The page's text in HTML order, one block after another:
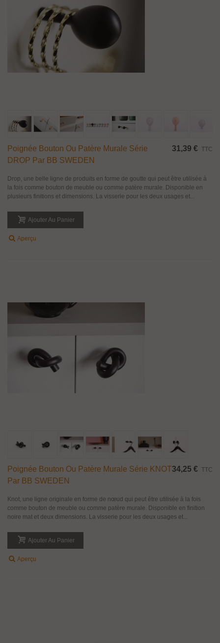
Poignée Bouton Ou Patère Murale Série
DROP Par BB SWEDEN
31,39 € TTC
Drop, une belle ligne de produits en forme de goutte qui peut être utilisée à
la fois comme bouton de meuble ou comme patère murale. Disponible en
plusieurs finitions et dimensions. La visserie pour les deux usages et...
Ajouter Au Panier
Aperçu
Poignée Bouton Ou Patère Murale Série KNOT
Par BB SWEDEN
34,25 € TTC
Knot, une ligne originale en forme de nœud qui peut être utilisée à la fois
comme bouton de meuble ou comme patère murale. Disponible en finition
noire mat et deux dimensions. La visserie pour les deux usages et...
Ajouter Au Panier
Aperçu